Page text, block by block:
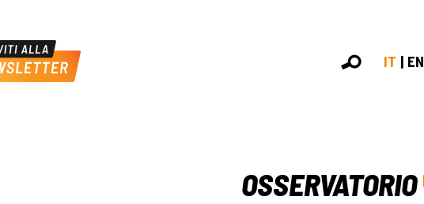
IT EN
OSSERVATORIO